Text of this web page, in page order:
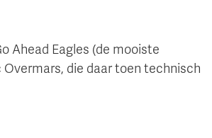
Ahead Eagles (de mooiste
die daar toen technisch